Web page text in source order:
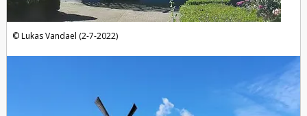
Lukas Vandael (2-7-2022)